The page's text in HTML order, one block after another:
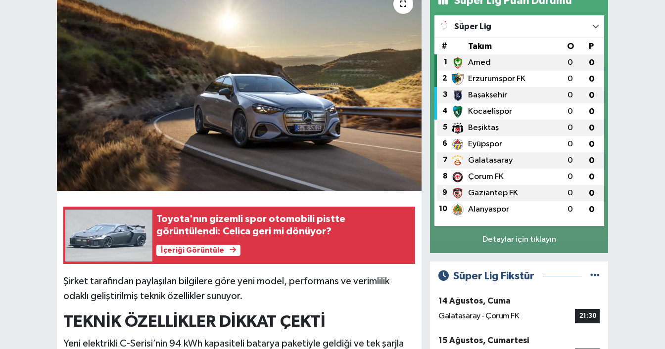
Toyota'nın gizemli spor otomobili pistte
görüntülendi: Celica geri mi dönüyor?
İçeriği Görüntüle
Şirket tarafından paylaşılan bilgilere göre yeni model, performans ve verimlilik
odaklı geliştirilmiş teknik özellikler sunuyor.
TEKNİK ÖZELLİKLER DİKKAT ÇEKTİ
Yeni elektrikli C-Serisi’nin 94 kWh kapasiteli batarya paketiyle geldiği ve tek şarjla
Süper Lig
# Takım O P
1 Amed 0 0
2 Erzurumspor FK 0 0
3 Başakşehir 0 0
4 Kocaelispor 0 0
5 Beşiktaş 0 0
6 Eyüpspor 0 0
7 Galatasaray 0 0
8 Çorum FK 0 0
9 Gaziantep FK 0 0
10 Alanyaspor 0 0
Detaylar için tıklayın
Süper Lig Fikstür
14 Ağustos, Cuma
Galatasaray - Çorum FK
21:30
15 Ağustos, Cumartesi
Foto Galeri
Kültür Sanat